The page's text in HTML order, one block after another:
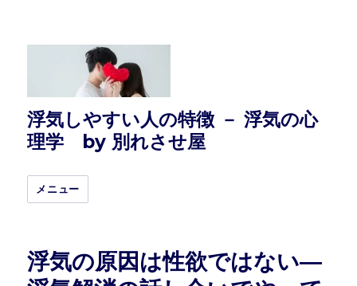
浮気しやすい人の特徴 － 浮気の心
理学 by 別れさせ屋
メニュー
浮気の原因は性欲ではない―